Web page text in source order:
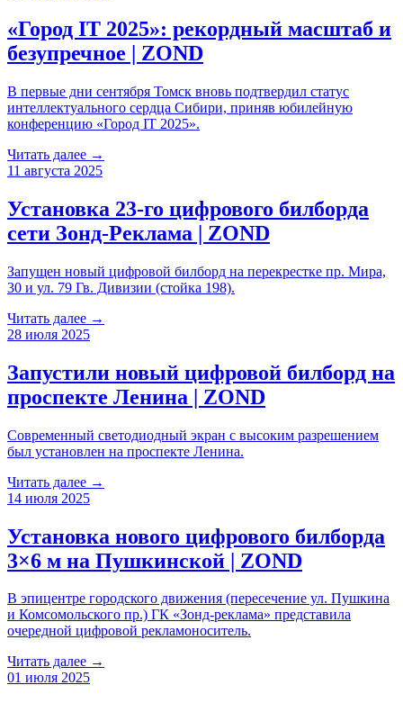
«Город IT 2025»: рекордный масштаб и
безупречное | ZOND
В первые дни сентября Томск вновь подтвердил статус
интеллектуального сердца Сибири, приняв юбилейную
конференцию «Город IT 2025».
Читать далее →
11 августа 2025
Установка 23-го цифрового билборда
сети Зонд-Реклама | ZOND
Запущен новый цифровой билборд на перекрестке пр. Мира,
30 и ул. 79 Гв. Дивизии (стойка 198).
Читать далее →
28 июля 2025
Запустили новый цифровой билборд на
проспекте Ленина | ZOND
Современный светодиодный экран с высоким разрешением
был установлен на проспекте Ленина.
Читать далее →
14 июля 2025
Установка нового цифрового билборда
3×6 м на Пушкинской | ZOND
В эпицентре городского движения (пересечение ул. Пушкина
и Комсомольского пр.) ГК «Зонд-реклама» представила
очередной цифровой рекламоноситель.
Читать далее →
01 июля 2025